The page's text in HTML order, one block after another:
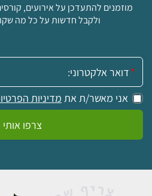
מוזמנים להתעדכן על אירועים,
ולקבל חדשות על כל מה
אימייל:
אני מאשר/ת את מדיניות
צרפו אותי